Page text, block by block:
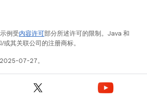
例受内容许可部分所述许可的限制。Java 和
其关联公司的注册商标。
07-27。